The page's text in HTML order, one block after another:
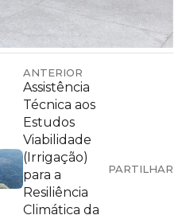
ANTERIOR
Assistência
Técnica aos
Estudos
Viabilidade
(Irrigação)
para a
Resiliência
Climática da
PARTILHAR